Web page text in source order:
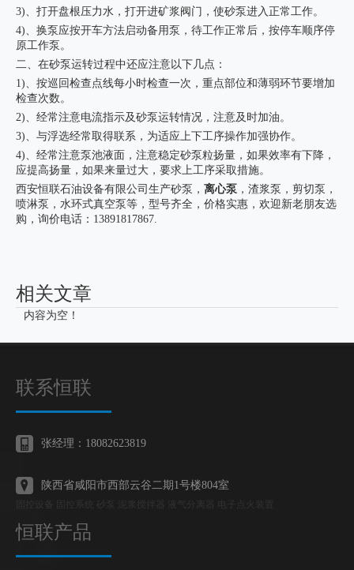
3)、打开盘根压力水，打开进矿浆阀门，使砂泵进入正常工作。
4)、换泵应按开车方法启动备用泵，待工作正常后，按停车顺序停
原工作泵。
二、在砂泵运转过程中还应注意以下几点：
1)、按巡回检查点线每小时检查一次，重点部位和薄弱环节要增加
检查次数。
2)、经常注意电流指示及砂泵运转情况，注意及时加油。
3)、与浮选经常取得联系，为适应上下工序操作加强协作。
4)、经常注意泵池液面，注意稳定砂泵粒扬量，如果效率有下降，
应提高扬量，如果来量过大，要求上工序采取措施。
西安恒联石油设备有限公司生产砂泵， 离心泵 ，渣浆泵，剪切泵，
喷淋泵，水环式真空泵等，型号齐全，价格实惠，欢迎新老朋友选
购，询价电话：13891817867.
相关文章
内容为空！
联系恒联
张经理：18082623819
陕西省咸阳市西部云谷二期1号楼804室
恒联产品